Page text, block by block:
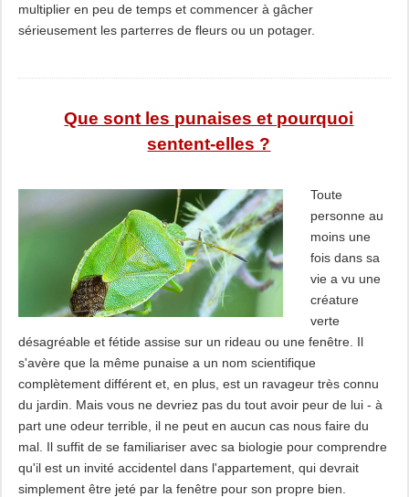
multiplier en peu de temps et commencer à gâcher
sérieusement les parterres de fleurs ou un potager.
Que sont les punaises et pourquoi
sentent-elles ?
Toute
personne au
moins une
fois dans sa
vie a vu une
créature
verte
désagréable et fétide assise sur un rideau ou une fenêtre. Il
s'avère que la même punaise a un nom scientifique
complètement différent et, en plus, est un ravageur très connu
du jardin. Mais vous ne devriez pas du tout avoir peur de lui - à
part une odeur terrible, il ne peut en aucun cas nous faire du
mal. Il suffit de se familiariser avec sa biologie pour comprendre
qu'il est un invité accidentel dans l'appartement, qui devrait
simplement être jeté par la fenêtre pour son propre bien.